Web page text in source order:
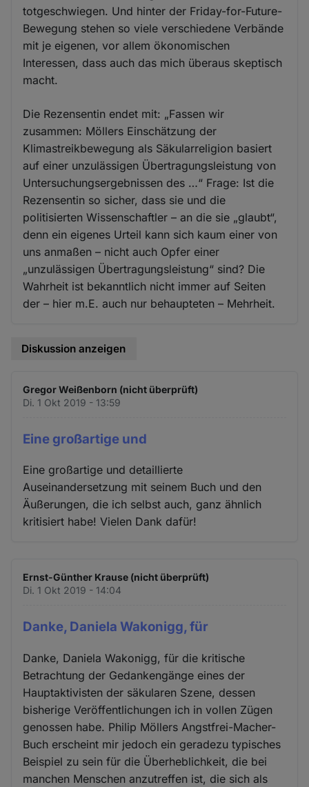
totgeschwiegen. Und hinter der Friday-for-Future-
Bewegung stehen so viele verschiedene Verbände
mit je eigenen, vor allem ökonomischen
Interessen, dass auch das mich überaus skeptisch
macht.
Die Rezensentin endet mit: „Fassen wir
zusammen: Möllers Einschätzung der
Klimastreikbewegung als Säkularreligion basiert
auf einer unzulässigen Übertragungsleistung von
Untersuchungsergebnissen des …“ Frage: Ist die
Rezensentin so sicher, dass sie und die
politisierten Wissenschaftler – an die sie „glaubt“,
denn ein eigenes Urteil kann sich kaum einer von
uns anmaßen – nicht auch Opfer einer
„unzulässigen Übertragungsleistung“ sind? Die
Wahrheit ist bekanntlich nicht immer auf Seiten
der – hier m.E. auch nur behaupteten – Mehrheit.
Diskussion anzeigen
Gregor Weißenborn (nicht überprüft)
Di. 1 Okt 2019 - 13:59
Eine großartige und
Eine großartige und detaillierte
Auseinandersetzung mit seinem Buch und den
Äußerungen, die ich selbst auch, ganz ähnlich
kritisiert habe! Vielen Dank dafür!
Ernst-Günther Krause (nicht überprüft)
Di. 1 Okt 2019 - 14:04
Danke, Daniela Wakonigg, für
Danke, Daniela Wakonigg, für die kritische
Betrachtung der Gedankengänge eines der
Hauptaktivisten der säkularen Szene, dessen
bisherige Veröffentlichungen ich in vollen Zügen
genossen habe. Philip Möllers Angstfrei-Macher-
Buch erscheint mir jedoch ein geradezu typisches
Beispiel zu sein für die Überheblichkeit, die bei
manchen Menschen anzutreffen ist, die sich als